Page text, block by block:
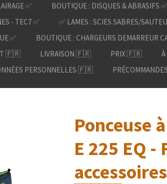
✅ BOUTIQUE : DISQUES & ABRASIFS ✅
- TEC7 ✅
✅ LAMES : SCIES SABRES/
✅ BOUTIQUE : CHARGEURS DEMARREUR
🇫🇷 LIVRAISON 🇫🇷 PRIX 🇫🇷
PERSONNELLES 🇫🇷
Ponceuse
E 225 EQ -